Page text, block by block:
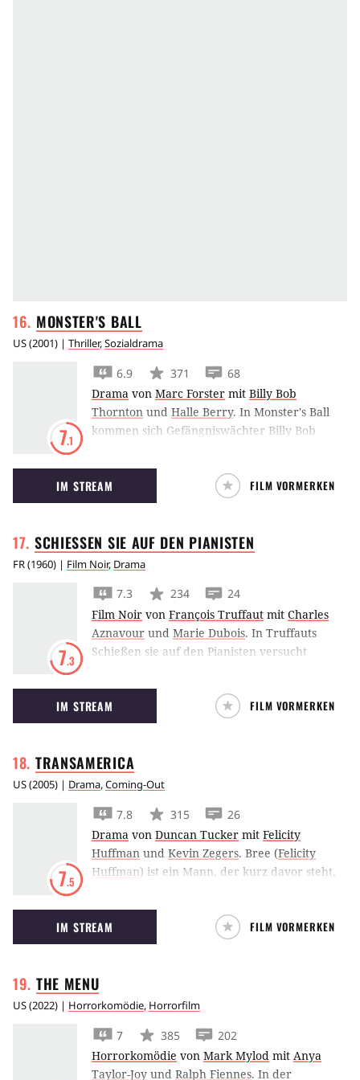
MONSTER'S BALL
US(2001) | Thriller,Sozialdrama
7.1
6.9 371
68
Drama von Marc Forster mit Billy Bob
Thornton und Halle Berry. In Monster's Ball
kommen sich Gefängniswächter Billy Bob
schweren Zeiten näher.
IM STREAM FILM VORMERKEN
SCHIESSEN SIE AUF DEN PIANISTEN
FR(1960) | Film Noir, Drama
7.3
7.3 234
24
Film Noir von François Truffaut mit Charles
Aznavour und Marie Dubois. In Truffauts
Schießen sie auf den Pianisten versucht
Pianist seinen kriminellen Brüdern und seiner
dunklen Vergangenheit zu entkommen.
IM STREAM FILM VORMERKEN
TRANSAMERICA
US(2005) | Drama,Coming-Out
7.5
7.8 315
26
Drama von Duncan Tucker mit Felicity
Huffman und Kevin Zegers. Bree (Felicity
Huffman) ist ein Mann, der kurz davor steht,
endgültig von einem Mann zu einer Frau
macht. Doch dann bekommt er plötzlich einen
seltsamen Anruf: Toby (
Los Angeles zu ihm nach New York zu
komemn, weil er dort im Gefängnis sitzt und
Bree (Felicity Huffman) wurde als Stanley
geboren und steht kurz vor einer
Geschlechtsumwandlungsoperation, die sie mit
IM STREAM FILM VORMERKEN
THE MENU
US(2022) | Horrorkomödie, Horrorfilm
7 385
202
Horrorkomödie von Mark Mylod mit Anya
Taylor-Joy und Ralph Fiennes. In der